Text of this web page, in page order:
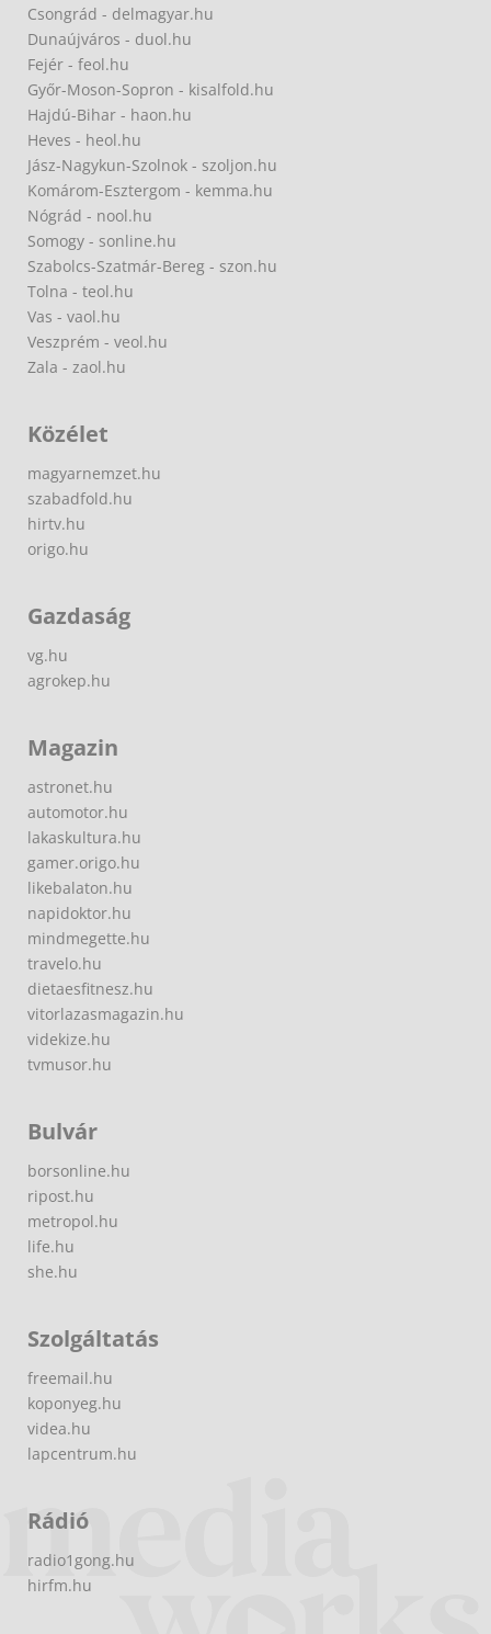
Csongrád - delmagyar.hu
Dunaújváros - duol.hu
Fejér - feol.hu
Győr-Moson-Sopron - kisalfold.hu
Hajdú-Bihar - haon.hu
Heves - heol.hu
Jász-Nagykun-Szolnok - szoljon.hu
Komárom-Esztergom - kemma.hu
Nógrád - nool.hu
Somogy - sonline.hu
Szabolcs-Szatmár-Bereg - szon.hu
Tolna - teol.hu
Vas - vaol.hu
Veszprém - veol.hu
Zala - zaol.hu
Közélet
magyarnemzet.hu
szabadfold.hu
hirtv.hu
origo.hu
Gazdaság
vg.hu
agrokep.hu
Magazin
astronet.hu
automotor.hu
lakaskultura.hu
gamer.origo.hu
likebalaton.hu
napidoktor.hu
mindmegette.hu
travelo.hu
dietaesfitnesz.hu
vitorlazasmagazin.hu
videkize.hu
tvmusor.hu
Bulvár
borsonline.hu
ripost.hu
metropol.hu
life.hu
she.hu
Szolgáltatás
freemail.hu
koponyeg.hu
videa.hu
lapcentrum.hu
Rádió
radio1gong.hu
hirfm.hu